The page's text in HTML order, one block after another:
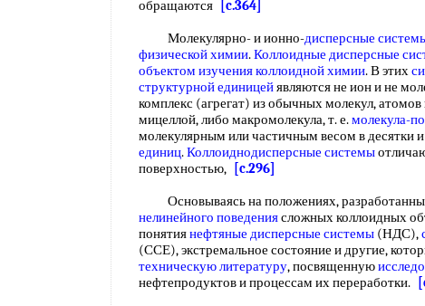
обращаются
[c.364]
Молекулярно- и ионно-дисперсные
физической химии.Коллоидные дисперсные
объектом изученияколлоидной химии. В этих
структурной единицейявляются не ион и не
комплекс (агрегат) из обычных молекул,
мицеллой, либо макромолекула, т. е.молекула-
молекулярным или частичным весом в десятки
единиц.Коллоиднодисперсные системы
поверхностью,
[c.296]
Основываясь на положениях,
нелинейного поведениясложных коллоидных
понятиянефтяные дисперсные системы (НДС),
(ССЕ), экстремальное состояние и другие,
техническую литературу, посвященную
нефтепродуктов и процессам их переработки.